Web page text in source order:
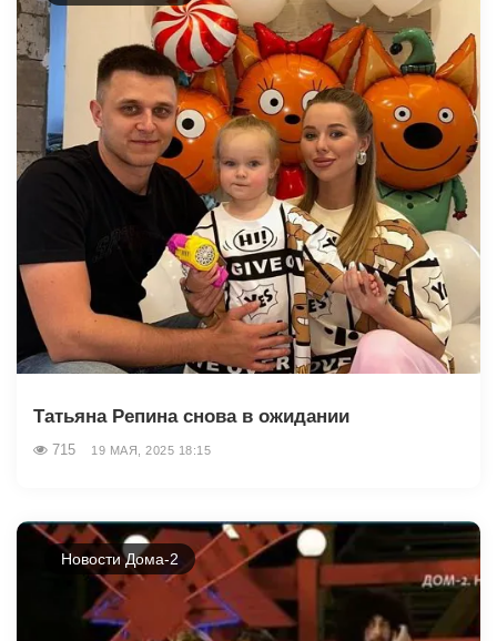
Татьяна Репина снова в ожидании
715 19 МАЯ, 2025 18:15
Новости Дома-2